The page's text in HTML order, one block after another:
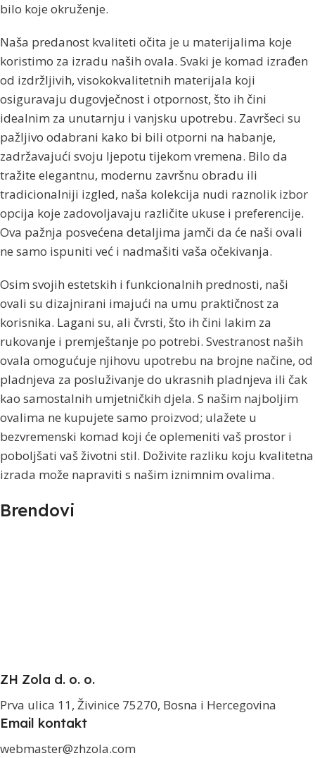
bilo koje okruženje.
Naša predanost kvaliteti očita je u materijalima koje
koristimo za izradu naših ovala. Svaki je komad izrađen
od izdržljivih, visokokvalitetnih materijala koji
osiguravaju dugovječnost i otpornost, što ih čini
idealnim za unutarnju i vanjsku upotrebu. Završeci su
pažljivo odabrani kako bi bili otporni na habanje,
zadržavajući svoju ljepotu tijekom vremena. Bilo da
tražite elegantnu, modernu završnu obradu ili
tradicionalniji izgled, naša kolekcija nudi raznolik izbor
opcija koje zadovoljavaju različite ukuse i preferencije.
Ova pažnja posvećena detaljima jamči da će naši ovali
ne samo ispuniti već i nadmašiti vaša očekivanja.
Osim svojih estetskih i funkcionalnih prednosti, naši
ovali su dizajnirani imajući na umu praktičnost za
korisnika. Lagani su, ali čvrsti, što ih čini lakim za
rukovanje i premještanje po potrebi. Svestranost naših
ovala omogućuje njihovu upotrebu na brojne načine, od
pladnjeva za posluživanje do ukrasnih pladnjeva ili čak
kao samostalnih umjetničkih djela. S našim najboljim
ovalima ne kupujete samo proizvod; ulažete u
bezvremenski komad koji će oplemeniti vaš prostor i
poboljšati vaš životni stil. Doživite razliku koju kvalitetna
izrada može napraviti s našim iznimnim ovalima.
Brendovi
ZH Zola d. o. o.
Prva ulica 11, Živinice 75270, Bosna i Hercegovina
Email kontakt
webmaster@zhzola.com